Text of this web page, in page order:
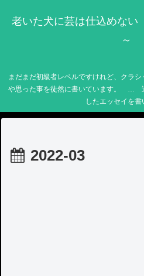
老いた犬に芸は仕込めな
～
まだまだ初級者レベルですけれど、クラ
や思った事を徒然に書いています。 …
したエッセイを書
2022-03